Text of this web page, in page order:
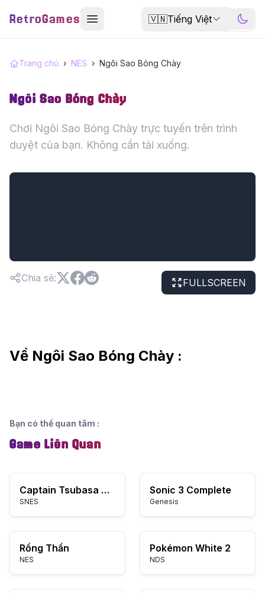
RetroGames 🇻🇳Tiếng Việt
Trang chủ › NES › Ngôi Sao Bóng Chày
Ngôi Sao Bóng Chày
Chơi Ngôi Sao Bóng Chày trực tuyến trên trình
duyệt của bạn. Không cần tải xuống.
Chia sẻ: FULLSCREEN
Về Ngôi Sao Bóng Chày :
Bạn có thể quan tâm :
Game Liên Quan
Captain Tsubasa V: Hasha no Shougou Campione
SNES
Sonic 3 Complete
Genesis
Rồng Thần
NES
Pokémon White 2
NDS